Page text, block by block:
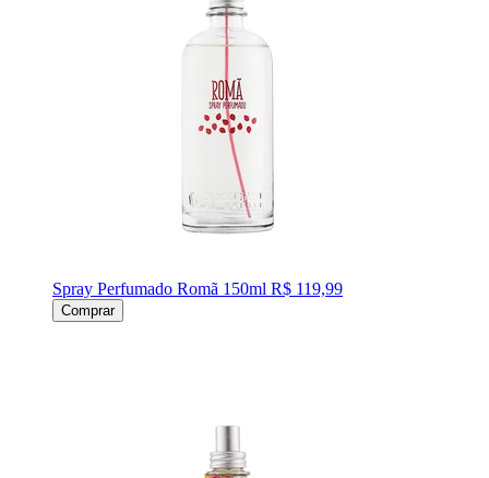
Spray Perfumado Romã 150ml R$ 119,99
Comprar